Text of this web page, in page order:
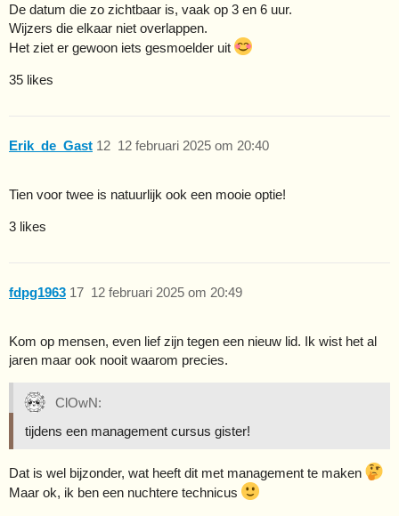
De datum die zo zichtbaar is, vaak op 3 en 6 uur.
Wijzers die elkaar niet overlappen.
Het ziet er gewoon iets gesmoelder uit
35 likes
Erik_de_Gast 12 februari 2025 om 20:40
12
Tien voor twee is natuurlijk ook een mooie optie!
3 likes
fdpg1963 12 februari 2025 om 20:49
17
Kom op mensen, even lief zijn tegen een nieuw lid. Ik wist het al
jaren maar ook nooit waarom precies.
ClOwN:
tijdens een management cursus gister!
Dat is wel bijzonder, wat heeft dit met management te maken
Maar ok, ik ben een nuchtere technicus